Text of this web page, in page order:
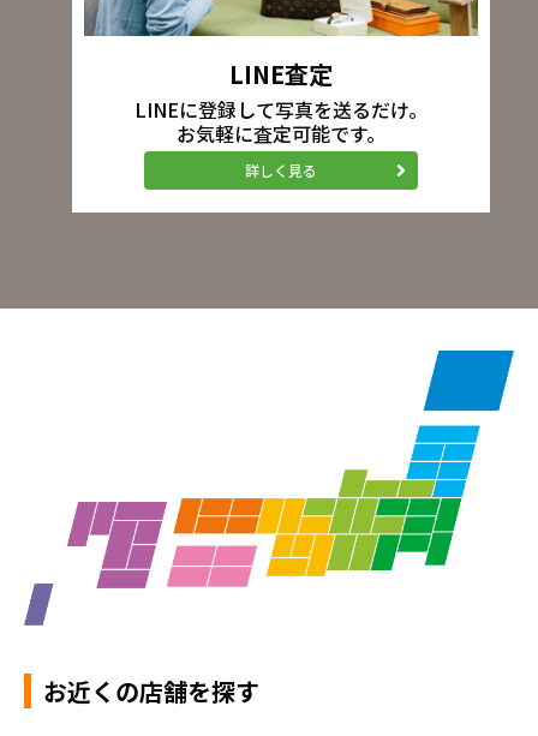
LINE査定
LINEに登録して写真を送るだけ。
お気軽に査定可能です。
詳しく見る
お近くの店舗を探す